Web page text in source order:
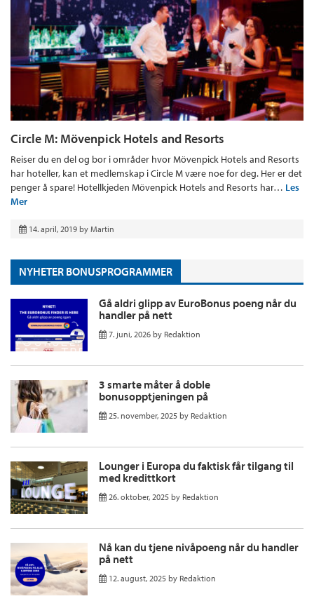
Circle M: Mövenpick Hotels and Resorts
Reiser du en del og bor i områder hvor Mövenpick Hotels and Resorts
har hoteller, kan et medlemskap i Circle M være noe for deg. Her er det
penger å spare! Hotellkjeden Mövenpick Hotels and Resorts har… Les
Mer
14. april, 2019 by Martin
NYHETER BONUSPROGRAMMER
Gå aldri glipp av EuroBonus poeng når du
handler på nett
7. juni, 2026 by Redaktion
3 smarte måter å doble
bonusopptjeningen på
25. november, 2025 by Redaktion
Lounger i Europa du faktisk får tilgang til
med kredittkort
26. oktober, 2025 by Redaktion
Nå kan du tjene nivåpoeng når du handler
på nett
12. august, 2025 by Redaktion